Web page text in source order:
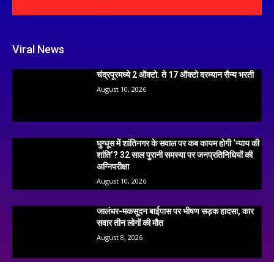
Viral News
चंद्रपूरमध्ये 2 ऑक्टो. ते 17 ऑक्टो दरम्यान सैन्य भरती
August 10, 2026
घुग्घूस में शांतिनगर के सवाल पर कब कायम होगी ‘न्याय की
शांति’? 32 साल पुरानी समस्या पर जनप्रतिनिधियों की
अग्निपरीक्षा
August 10, 2026
जालंधर-मकसूदन बाईपास पर भीषण सड़क हादसा, कार
सवार तीन लोगों की मौत
August 8, 2026